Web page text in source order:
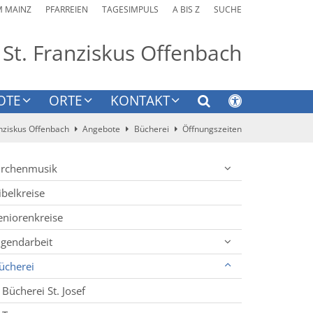
MAINZ PFARREIEN TAGESIMPULS A BIS Z SUCHE
Franziskus Offenbach
ORTE KONTAKT
Offenbach Angebote Bücherei Öffnungszeiten
Bücherei St. Josef